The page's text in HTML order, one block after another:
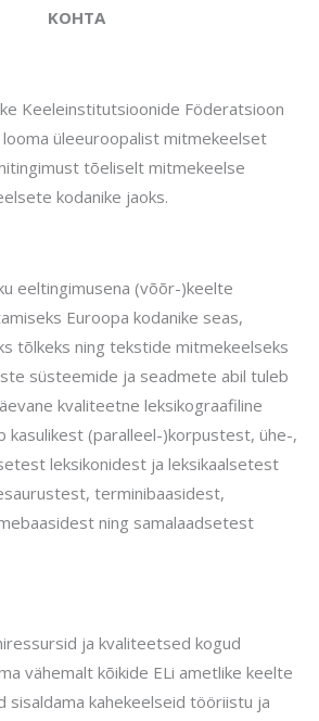
KOHTA
Keeleinstitutsioonide Föderatsioon
looma üleeuroopalist mitmekeelset
tõeliselt mitmekeelse
kodanike jaoks.
eeltingimusena (võõr-)keelte
Euroopa kodanike seas,
tõlkeks ning tekstide mitmekeelseks
süsteemide ja seadmete abil tuleb
kvaliteetne leksikograafiline
kasulikest (paralleel-)korpustest, ühe-,
leksikonidest ja leksikaalsetest
terminibaasidest,
ning samalaadsetest
ja kvaliteetsed kogud
vähemalt kõikide ELi ametlike keelte
sisaldama kahekeelseid tööriistu ja